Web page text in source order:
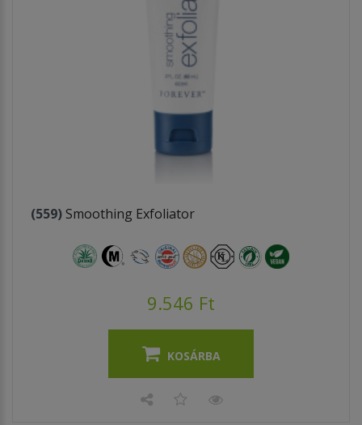
(559) Smoothing Exfoliator
9.546 Ft
KOSÁRBA